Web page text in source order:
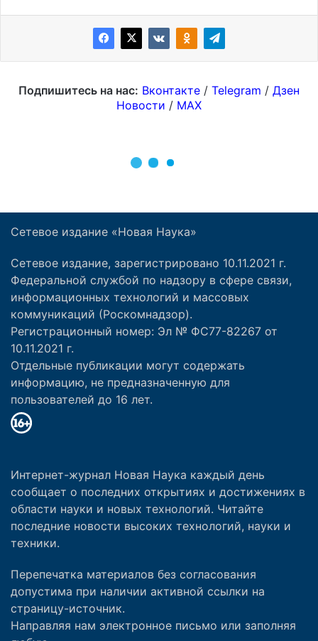
Сетевое издание «Новая Наука»
Сетевое издание, зарегистрировано 10.11.2021 г.
Федеральной службой по надзору в сфере связи,
информационных технологий и массовых
коммуникаций (Роскомнадзор).
Регистрационный номер: Эл № ФС77-82267 от
10.11.2021 г.
Отдельные публикации могут содержать
информацию, не предназначенную для
пользователей до 16 лет.
Интернет-журнал Новая Наука каждый день
сообщает о последних открытиях и достижениях в
области науки и новых технологий. Читайте
последние новости высоких технологий, науки и
техники.
Перепечатка материалов без согласования
допустима при наличии активной ссылки на
страницу-источник.
Направляя нам электронное письмо или заполняя